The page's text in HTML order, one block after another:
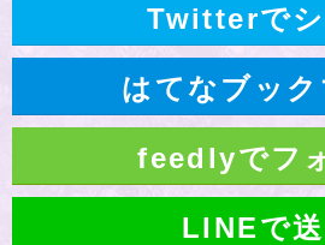
Twitterで
はてなブック
feedlyでフ
LINEで送